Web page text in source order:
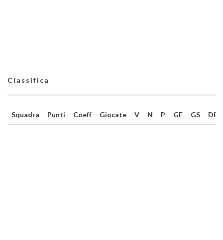
Classifica
Squadra Punti Coeff Giocate V N P GF GS DR